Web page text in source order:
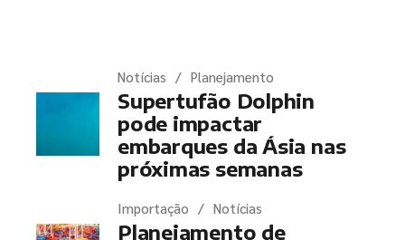
Notícias Planejamento
Supertufão Dolphin
pode impactar
embarques da Ásia nas
próximas semanas
Importação Notícias
Planejamento de